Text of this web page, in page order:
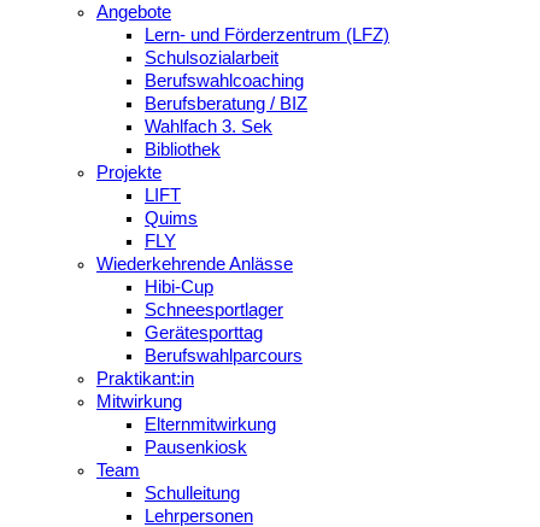
Angebote
Lern- und Förderzentrum (LFZ)
Schulsozialarbeit
Berufswahlcoaching
Berufsberatung / BIZ
Wahlfach 3. Sek
Bibliothek
Projekte
LIFT
Quims
FLY
Wiederkehrende Anlässe
Hibi-Cup
Schneesportlager
Gerätesporttag
Berufswahlparcours
Praktikant:in
Mitwirkung
Elternmitwirkung
Pausenkiosk
Team
Schulleitung
Lehrpersonen